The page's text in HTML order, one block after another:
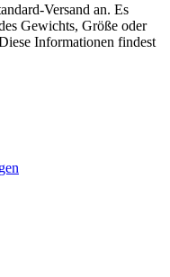
Versand an. Es
Gewichts, Größe oder
Informationen findest